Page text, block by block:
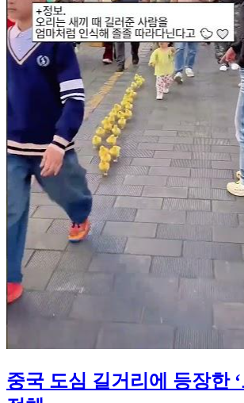
중국 도심 길거리에 등장한